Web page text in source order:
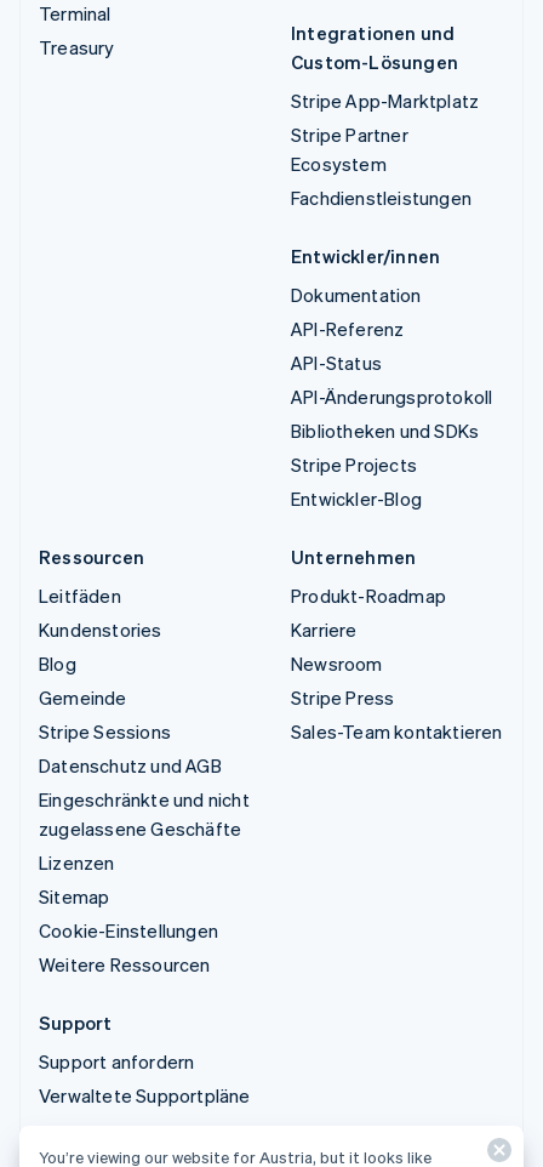
Terminal
Treasury
Integrationen und
Custom-Lösungen
Stripe App-Marktplatz
Stripe Partner
Ecosystem
Fachdienstleistungen
Entwickler/innen
Dokumentation
API-Referenz
API-Status
API-Änderungsprotokoll
Bibliotheken und SDKs
Stripe Projects
Entwickler-Blog
Ressourcen
Leitfäden
Kundenstories
Blog
Gemeinde
Stripe Sessions
Datenschutz und AGB
Eingeschränkte und nicht
zugelassene Geschäfte
Lizenzen
Sitemap
Cookie-Einstellungen
Weitere Ressourcen
Unternehmen
Produkt-Roadmap
Karriere
Newsroom
Stripe Press
Sales-Team kontaktieren
Support
Support anfordern
Verwaltete Supportpläne
© 2026 Stripe, LLC
You’re viewing our website for Austria, but it looks like